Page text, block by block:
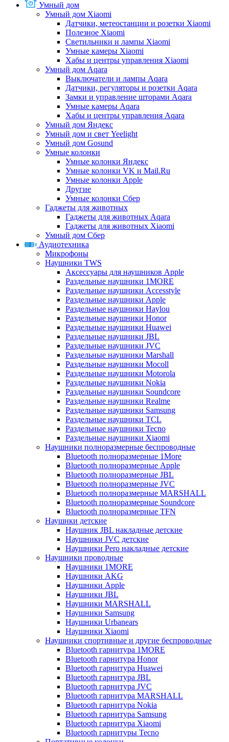
Умный дом
Умный дом Xiaomi
Датчики, метеостанции и розетки Xiaomi
Полезное Xiaomi
Светильники и лампы Xiaomi
Умные камеры Xiaomi
Хабы и центры управления Xiaomi
Умный дом Aqara
Выключатели и лампы Aqara
Датчики, регуляторы и розетки Aqara
Замки и управление шторами Aqara
Умные камеры Aqara
Хабы и центры управления Aqara
Умный дом Яндекс
Умный дом и свет Yeelight
Умный дом Gosund
Умные колонки
Умные колонки Яндекс
Умные колонки VK и Mail.Ru
Умные колонки Apple
Другие
Умные колонки Сбер
Гаджеты для животных
Гаджеты для животных Aqara
Гаджеты для животных Xiaomi
Умный дом Сбер
Аудиотехника
Микрофоны
Наушники TWS
Аксессуары для наушников Apple
Раздельные наушники 1MORE
Раздельные наушники Accesstyle
Раздельные наушники Apple
Раздельные наушники Haylou
Раздельные наушники Honor
Раздельные наушники Huawei
Раздельные наушники JBL
Раздельные наушники JVC
Раздельные наушники Marshall
Раздельные наушники Mocoll
Раздельные наушники Motorola
Раздельные наушники Nokia
Раздельные наушники Soundcore
Раздельные наушники Realme
Раздельные наушники Samsung
Раздельные наушники TCL
Раздельные наушники Tecno
Раздельные наушники Xiaomi
Наушники полноразмерные беспроводные
Bluetooth полноразмерные 1More
Bluetooth полноразмерные Apple
Bluetooth полноразмерные JBL
Bluetooth полноразмерные JVC
Bluetooth полноразмерные MARSHALL
Bluetooth полноразмерные Soundcore
Bluetooth полноразмерные TFN
Наушнки детские
Наушник JBL накладные детские
Наушники JVC детские
Наушники Pero накладные детские
Наушники проводные
Наушники 1MORE
Наушники AKG
Наушники Apple
Наушники JBL
Наушники MARSHALL
Наушники Samsung
Наушники Urbanears
Наушники Xiaomi
Наушники спортивные и другие беспроводные
Bluetooth гарнитура 1MORE
Bluetooth гарнитура Honor
Bluetooth гарнитура Huawei
Bluetooth гарнитура JBL
Bluetooth гарнитура JVC
Bluetooth гарнитура MARSHALL
Bluetooth гарнитура Nokia
Bluetooth гарнитура Samsung
Bluetooth гарнитура Xiaomi
Bluetooth гарнитуры Tecno